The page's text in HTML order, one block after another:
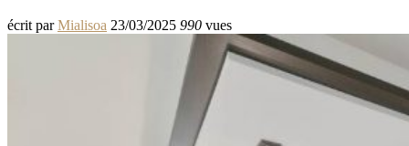
écrit parMialisoa 23/03/2025 990 vues